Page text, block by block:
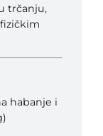
trčanju,
habanje i